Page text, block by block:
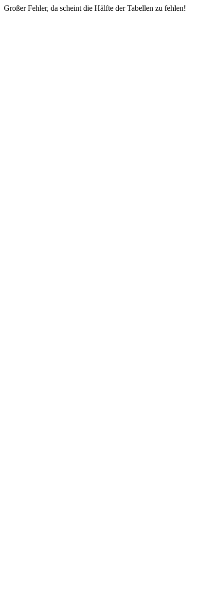
Großer Fehler, da scheint die Hälfte der Tabellen zu fehlen!